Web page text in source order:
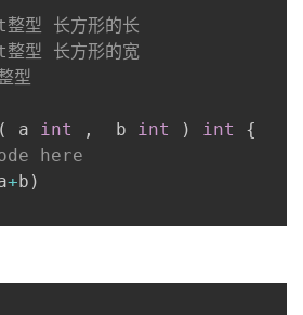
型 长方形的长
型 长方形的宽
型
( a int ,
  b
int ) int
{
here
+b )